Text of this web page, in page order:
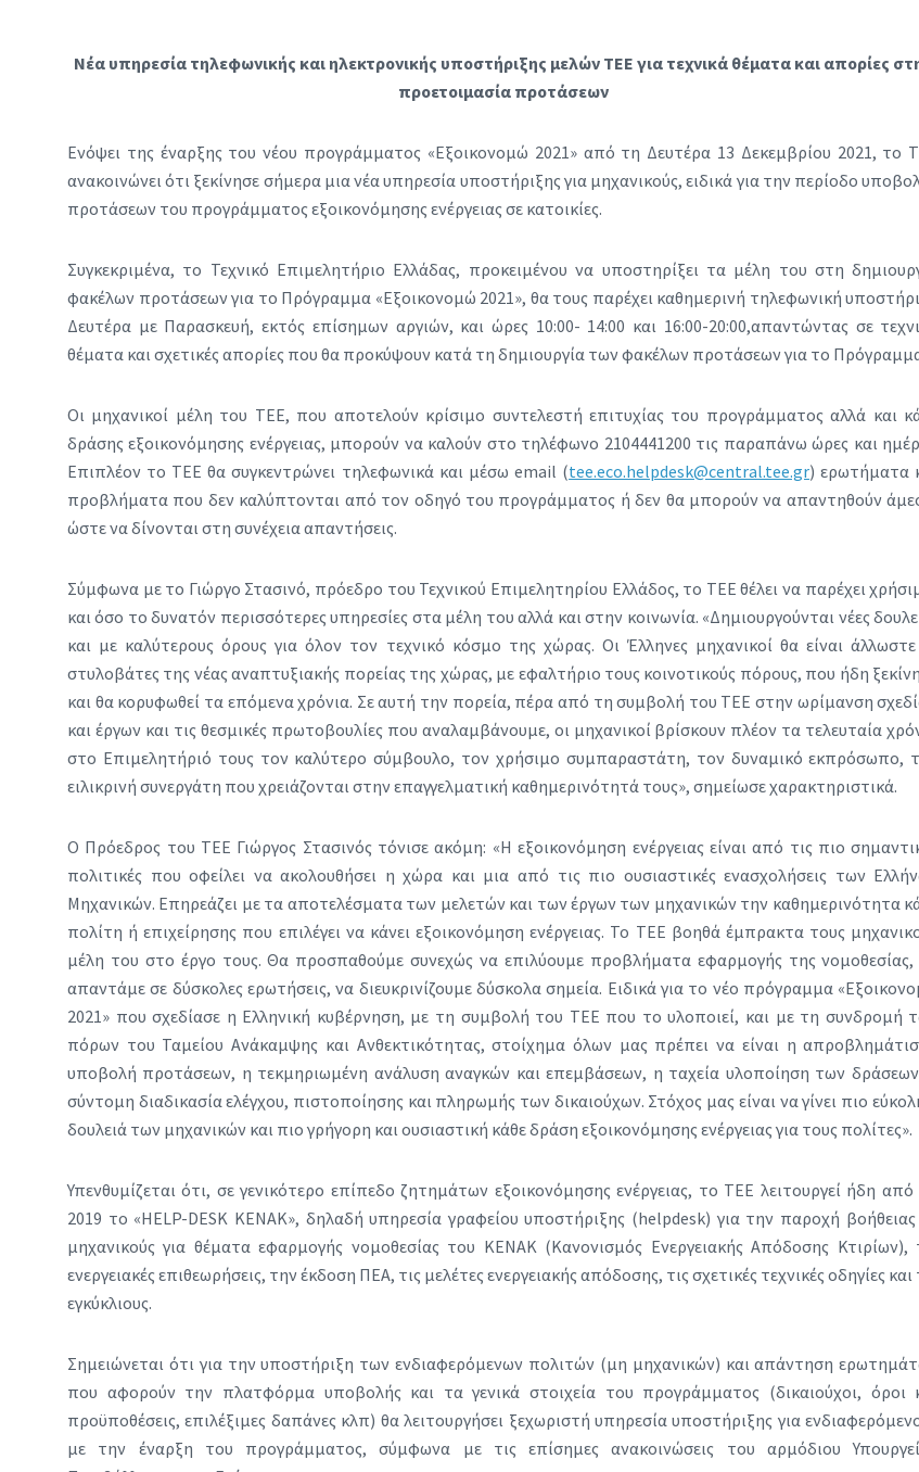
Νέα υπηρεσία τηλεφωνικής και ηλεκτρονικής υποστήριξης μελών ΤΕΕ για τεχνικά θέματα και απορίες
προετοιμασία προτάσεων
Ενόψει της έναρξης του νέου προγράμματος «Εξοικονομώ 2021» από τη Δευτέρα 13 Δεκεμβρίου 2021, το
ανακοινώνει ότι ξεκίνησε σήμερα μια νέα υπηρεσία υποστήριξης για μηχανικούς, ειδικά για την περίοδο
προτάσεων του προγράμματος εξοικονόμησης ενέργειας σε κατοικίες.
Συγκεκριμένα, το Τεχνικό Επιμελητήριο Ελλάδας, προκειμένου να υποστηρίξει τα μέλη του στη
φακέλων προτάσεων για το Πρόγραμμα «Εξοικονομώ 2021», θα τους παρέχει καθημερινή τηλεφωνική
Δευτέρα με Παρασκευή, εκτός επίσημων αργιών, και ώρες 10:00- 14:00 και 16:00-20:00,απαντώντας σε
θέματα και σχετικές απορίες που θα προκύψουν κατά τη δημιουργία των φακέλων προτάσεων για το
Οι μηχανικοί μέλη του ΤΕΕ, που αποτελούν κρίσιμο συντελεστή επιτυχίας του προγράμματος αλλά και
δράσης εξοικονόμησης ενέργειας, μπορούν να καλούν στο τηλέφωνο 2104441200 τις παραπάνω ώρες και
Επιπλέον το ΤΕΕ θα συγκεντρώνει τηλεφωνικά και μέσω email (tee.eco.helpdesk@central.tee.gr) ερωτήματα
προβλήματα που δεν καλύπτονται από τον οδηγό του προγράμματος ή δεν θα μπορούν να απαντηθούν
ώστε να δίνονται στη συνέχεια απαντήσεις.
Σύμφωνα με το Γιώργο Στασινό, πρόεδρο του Τεχνικού Επιμελητηρίου Ελλάδος, το ΤΕΕ θέλει να παρέχει
και όσο το δυνατόν περισσότερες υπηρεσίες στα μέλη του αλλά και στην κοινωνία. «Δημιουργούνται νέες
και με καλύτερους όρους για όλον τον τεχνικό κόσμο της χώρας. Οι Έλληνες μηχανικοί θα είναι άλλωστε
στυλοβάτες της νέας αναπτυξιακής πορείας της χώρας, με εφαλτήριο τους κοινοτικούς πόρους, που ήδη
και θα κορυφωθεί τα επόμενα χρόνια. Σε αυτή την πορεία, πέρα από τη συμβολή του ΤΕΕ στην ωρίμανση
και έργων και τις θεσμικές πρωτοβουλίες που αναλαμβάνουμε, οι μηχανικοί βρίσκουν πλέον τα τελευταία
στο Επιμελητήριό τους τον καλύτερο σύμβουλο, τον χρήσιμο συμπαραστάτη, τον δυναμικό εκπρόσωπο,
ειλικρινή συνεργάτη που χρειάζονται στην επαγγελματική καθημερινότητά τους», σημείωσε χαρακτηριστικά.
Ο Πρόεδρος του ΤΕΕ Γιώργος Στασινός τόνισε ακόμη: «Η εξοικονόμηση ενέργειας είναι από τις πιο
πολιτικές που οφείλει να ακολουθήσει η χώρα και μια από τις πιο ουσιαστικές ενασχολήσεις των
Μηχανικών. Επηρεάζει με τα αποτελέσματα των μελετών και των έργων των μηχανικών την καθημερινότητα
πολίτη ή επιχείρησης που επιλέγει να κάνει εξοικονόμηση ενέργειας. Το ΤΕΕ βοηθά έμπρακτα τους
μέλη του στο έργο τους. Θα προσπαθούμε συνεχώς να επιλύουμε προβλήματα εφαρμογής της νομοθεσίας,
απαντάμε σε δύσκολες ερωτήσεις, να διευκρινίζουμε δύσκολα σημεία. Ειδικά για το νέο πρόγραμμα
2021» που σχεδίασε η Ελληνική κυβέρνηση, με τη συμβολή του ΤΕΕ που το υλοποιεί, και με τη συνδρομή
πόρων του Ταμείου Ανάκαμψης και Ανθεκτικότητας, στοίχημα όλων μας πρέπει να είναι η
υποβολή προτάσεων, η τεκμηριωμένη ανάλυση αναγκών και επεμβάσεων, η ταχεία υλοποίηση των
σύντομη διαδικασία ελέγχου, πιστοποίησης και πληρωμής των δικαιούχων. Στόχος μας είναι να γίνει πιο
δουλειά των μηχανικών και πιο γρήγορη και ουσιαστική κάθε δράση εξοικονόμησης ενέργειας για τους πολίτες».
Υπενθυμίζεται ότι, σε γενικότερο επίπεδο ζητημάτων εξοικονόμησης ενέργειας, το ΤΕΕ λειτουργεί ήδη από
2019 το «HELP-DESK ΚΕΝΑΚ», δηλαδή υπηρεσία γραφείου υποστήριξης (helpdesk) για την παροχή
μηχανικούς για θέματα εφαρμογής νομοθεσίας του ΚΕΝΑΚ (Κανονισμός Ενεργειακής Απόδοσης Κτιρίων),
ενεργειακές επιθεωρήσεις, την έκδοση ΠΕΑ, τις μελέτες ενεργειακής απόδοσης, τις σχετικές τεχνικές οδηγίες και
εγκύκλιους.
Σημειώνεται ότι για την υποστήριξη των ενδιαφερόμενων πολιτών (μη μηχανικών) και απάντηση
που αφορούν την πλατφόρμα υποβολής και τα γενικά στοιχεία του προγράμματος (δικαιούχοι, όροι
προϋποθέσεις, επιλέξιμες δαπάνες κλπ) θα λειτουργήσει ξεχωριστή υπηρεσία υποστήριξης για
με την έναρξη του προγράμματος, σύμφωνα με τις επίσημες ανακοινώσεις του αρμόδιου